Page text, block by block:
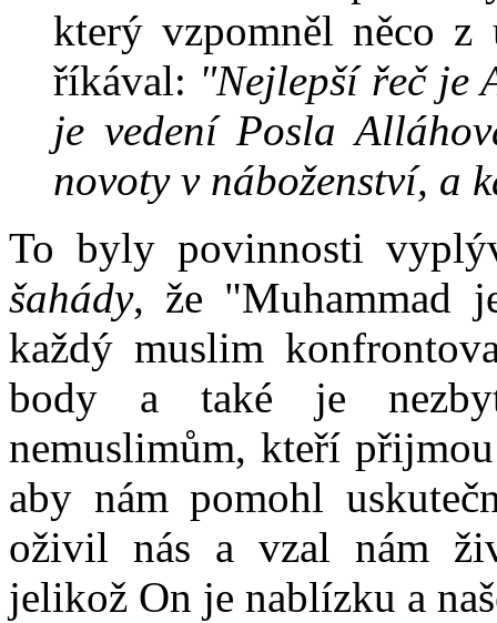
který vzpomněl něco z
říkával: "Nejlepší řeč je
je vedení Posla
novoty v náboženství, a
To byly povinnosti
šahády, že "Muhammad
každý muslim
body a také je
nemuslimům, kteří
aby nám pomohl
oživil nás a vzal nám
jelikož On je nablízku a